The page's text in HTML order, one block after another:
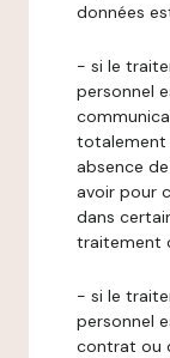
données
- si le
personnel
totalement
absence
avoir pour
dans
traitement
- si le
personnel
contrat ou